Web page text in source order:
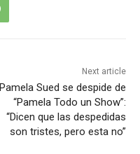
Next article
Pamela Sued se despide de
“Pamela Todo un Show”:
“Dicen que las despedidas
son tristes, pero esta no”